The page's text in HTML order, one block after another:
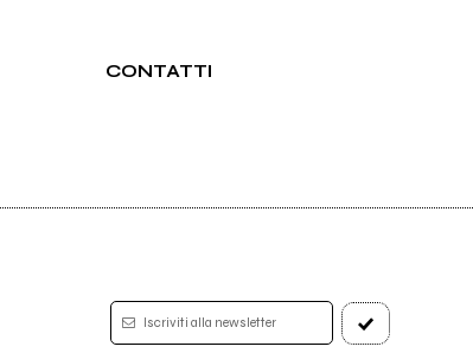
CONTATTI
Iscriviti alla newsletter